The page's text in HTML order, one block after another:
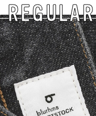
REGULAR